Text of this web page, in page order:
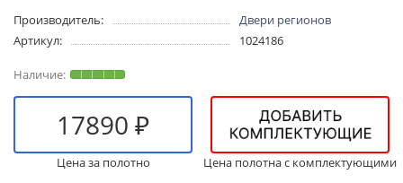
Производитель:
Двери регионов
Артикул:
1024186
17890 ₽
Цена за полотно Цена полотна с комплектующими